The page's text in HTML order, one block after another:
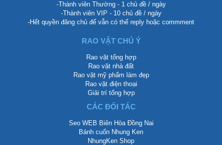
-Thành viên Thường - 1 chủ đề / ngày
-Thành viên VIP - 10 chủ đề / ngày
-Hết quyền đăng chủ để vẫn có thể reply hoặc commment
RAO VẶT CHÚ Ý
Rao vặt tổng hợp
Rao vặt nhà đất
Rao vặt mỹ phẩm làm đẹp
Rao vặt điện thoại
Giải trí tổng hợp
CÁC ĐỐI TÁC
Seo WEB Biên Hòa Đồng Nai
Bánh cuốn Nhung Ken
NhungKen Shop